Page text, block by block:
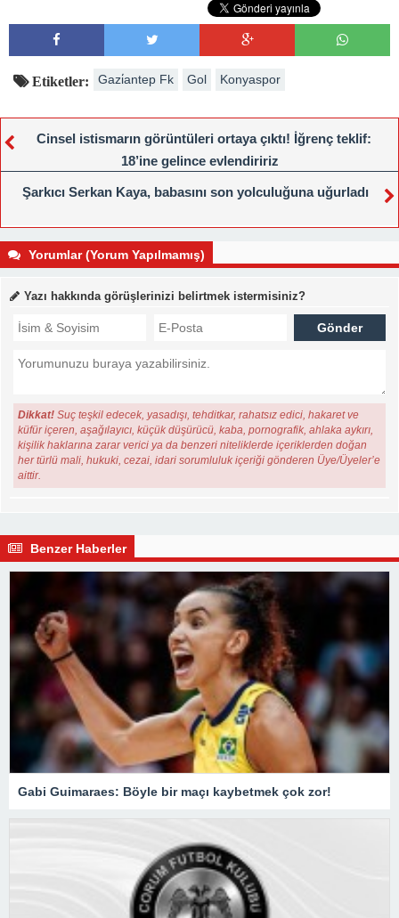
Etiketler: Gazi̇antep Fk Gol Konyaspor
Cinsel istismarın görüntüleri ortaya çıktı! İğrenç teklif:
18’ine gelince evlendiririz
Şarkıcı Serkan Kaya, babasını son yolculuğuna uğurladı
Yorumlar (Yorum Yapılmamış)
Yazı hakkında görüşlerinizi belirtmek istermisiniz?
Dikkat! Suç teşkil edecek, yasadışı, tehditkar, rahatsız edici, hakaret ve
küfür içeren, aşağılayıcı, küçük düşürücü, kaba, pornografik, ahlaka aykırı,
kişilik haklarına zarar verici ya da benzeri niteliklerde içeriklerden doğan
her türlü mali, hukuki, cezai, idari sorumluluk içeriği gönderen Üye/Üyeler’e
aittir.
Benzer Haberler
Gabi Guimaraes: Böyle bir maçı kaybetmek çok zor!